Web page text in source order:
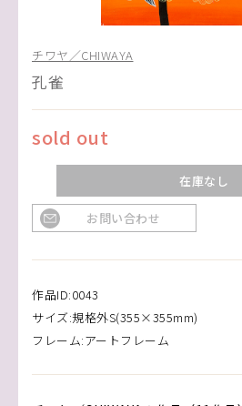
チワヤ／CHIWAYA
孔雀
sold out
在庫なし
お問い合わせ
作品ID:0043
サイズ:規格外S(355×355mm)
フレーム:アートフレーム